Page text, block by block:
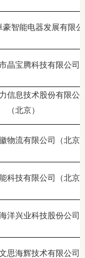
豪智能电器发展有限
晶宝腾科技有限公司
信息技术股份有限公
（北京）
物流有限公司（北京
科技有限公司（北京
洋兴业科技股份公司
文思海辉技术有限公司